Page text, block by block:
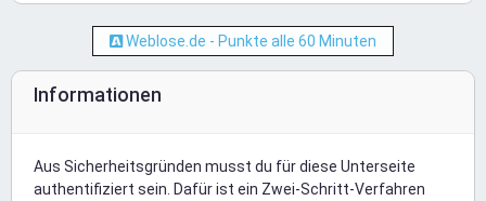
Weblose.de - Punkte alle 60 Minuten
Informationen
Aus Sicherheitsgründen musst du für diese Unterseite
authentifiziert sein. Dafür ist ein Zwei-Schritt-Verfahren